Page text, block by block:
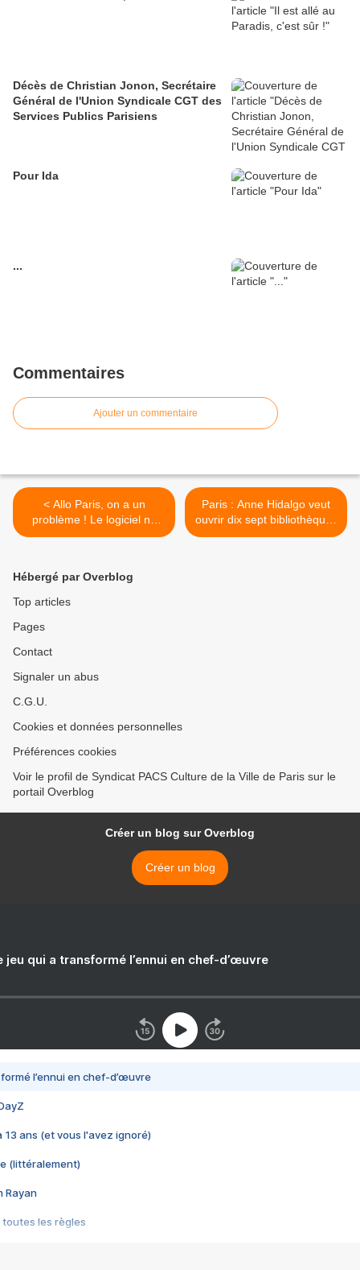
Décès de Christian Jonon, Secrétaire
Général de l'Union Syndicale CGT des
Services Publics Parisiens
Pour Ida
...
Commentaires
Ajouter un commentaire
< Allo Paris, on a un
problème ! Le logiciel ne
répond plus !
Paris : Anne Hidalgo veut
ouvrir dix sept bibliothèques
le dimanche >
Hébergé par Overblog
Top articles
Pages
Contact
Signaler un abus
C.G.U.
Cookies et données personnelles
Préférences cookies
Voir le profil de Syndicat PACS Culture de la Ville de Paris sur le
portail Overblog
Créer un blog sur Overblog
Créer un blog
jeu qui a transformé l’ennui en chef-d’œuvre
l’ennui en chef-d’œuvre
13 ans (et vous l'avez ignoré)
(littéralement)
Rayan
toutes les règles